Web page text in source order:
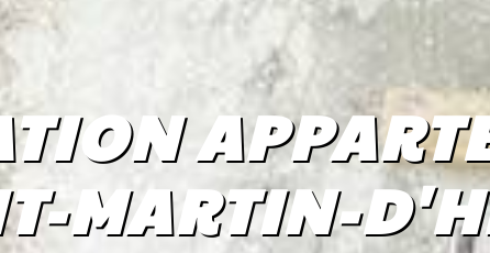
MARTIN-